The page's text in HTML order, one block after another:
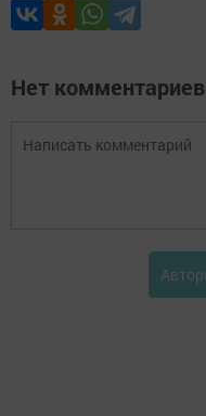
Нет комментариев